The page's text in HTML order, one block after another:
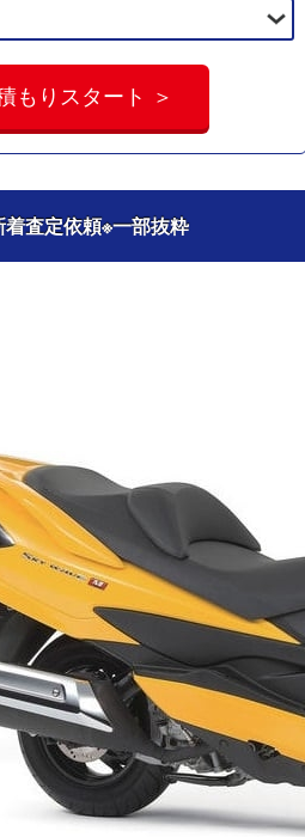
もりスタート ＞
査定依頼※一部抜粋